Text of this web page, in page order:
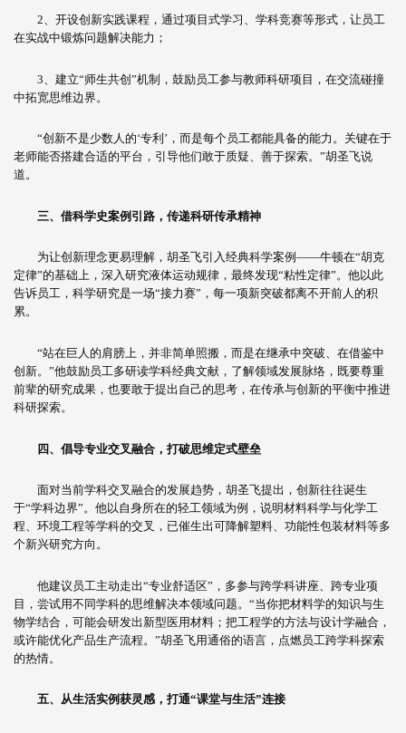
2、开设创新实践课程，通过项目式学习、学科竞赛等形式，让员工
在实战中锻炼问题解决能力；
3、建立“师生共创”机制，鼓励员工参与教师科研项目，在交流碰撞
中拓宽思维边界。
“创新不是少数人的‘专利’，而是每个员工都能具备的能力。关键在于
老师能否搭建合适的平台，引导他们敢于质疑、善于探索。”胡圣飞说
道。
三、 借科学史案例引路，传递科研传承精神
为让创新理念更易理解，胡圣飞引入经典科学案例——牛顿在“胡克
定律”的基础上，深入研究液体运动规律，最终发现“粘性定律”。他以此
告诉员工，科学研究是一场“接力赛”，每一项新突破都离不开前人的积
累。
“站在巨人的肩膀上，并非简单照搬，而是在继承中突破、在借鉴中
创新。”他鼓励员工多研读学科经典文献，了解领域发展脉络，既要尊重
前辈的研究成果，也要敢于提出自己的思考，在传承与创新的平衡中推进
科研探索。
四、 倡导专业交叉融合，打破思维定式壁垒
面对当前学科交叉融合的发展趋势，胡圣飞提出，创新往往诞生
于“学科边界”。他以自身所在的轻工领域为例，说明材料科学与化学工
程、环境工程等学科的交叉，已催生出可降解塑料、功能性包装材料等多
个新兴研究方向。
他建议员工主动走出“专业舒适区”，多参与跨学科讲座、跨专业项
目，尝试用不同学科的思维解决本领域问题。“当你把材料学的知识与生
物学结合，可能会研发出新型医用材料；把工程学的方法与设计学融合，
或许能优化产品生产流程。”胡圣飞用通俗的语言，点燃员工跨学科探索
的热情。
五、 从生活实例获灵感，打通“课堂与生活”连接